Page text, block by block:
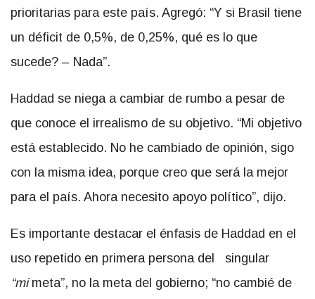
prioritarias para este país. Agregó: “Y si Brasil tiene
un déficit de 0,5%, de 0,25%, qué es lo que
sucede? – Nada”.
Haddad se niega a cambiar de rumbo a pesar de
que conoce el irrealismo de su objetivo. “Mi objetivo
está establecido. No he cambiado de opinión, sigo
con la misma idea, porque creo que será la mejor
para el país. Ahora necesito apoyo político”, dijo.
Es importante destacar el énfasis de Haddad en el
uso repetido en primera persona del singular
“mimeta”, no la meta del gobierno; “no cambié de